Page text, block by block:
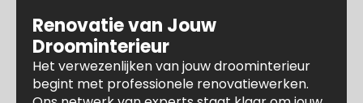
Renovatie van Jouw
Droominterieur
Het verwezenlijken van jouw droominterieur
begint met professionele renovatiewerken.